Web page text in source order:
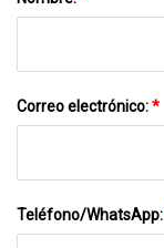
Correo electrónico:*
Teléfono/WhatsApp: